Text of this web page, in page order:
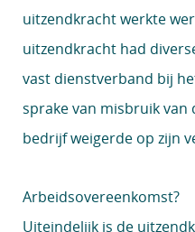
uitzendkracht werkte
uitzendkracht had
vast dienstverband bij
sprake van misbruik
bedrijf weigerde op zijn
Arbeidsovereenkomst?
Uiteindelijk is de